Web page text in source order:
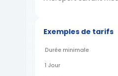
Exemples de tarifs
Durée minimale
1 Jour